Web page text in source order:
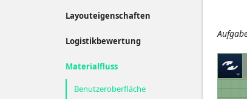
Layouteigenschaften
Logistikbewertung
Materialfluss
Benutzeroberfläche